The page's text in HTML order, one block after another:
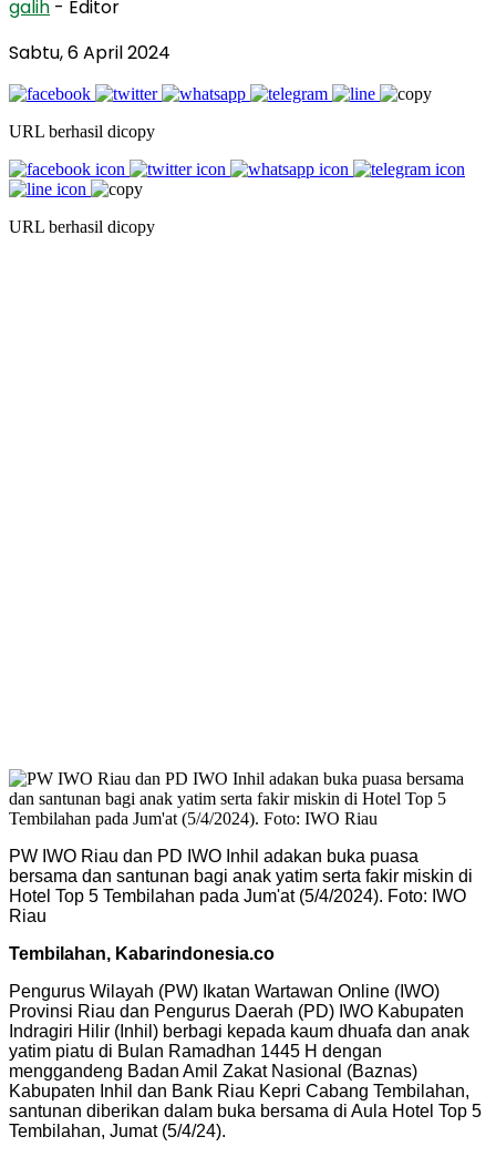
galih - Editor
Sabtu, 6 April 2024
URL berhasil dicopy
URL berhasil dicopy
PW IWO Riau dan PD IWO Inhil adakan buka puasa
bersama dan santunan bagi anak yatim serta fakir miskin di
Hotel Top 5 Tembilahan pada Jum'at (5/4/2024). Foto: IWO
Riau
Tembilahan, Kabarindonesia.co
Pengurus Wilayah (PW) Ikatan Wartawan Online (IWO)
Provinsi Riau dan Pengurus Daerah (PD) IWO Kabupaten
Indragiri Hilir (Inhil) berbagi kepada kaum dhuafa dan anak
yatim piatu di Bulan Ramadhan 1445 H dengan
menggandeng Badan Amil Zakat Nasional (Baznas)
Kabupaten Inhil dan Bank Riau Kepri Cabang Tembilahan,
santunan diberikan dalam buka bersama di Aula Hotel Top 5
Tembilahan, Jumat (5/4/24).